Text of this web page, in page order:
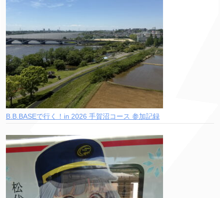
B.B.BASEで行く！in 2026 手賀沼コース 参加記録